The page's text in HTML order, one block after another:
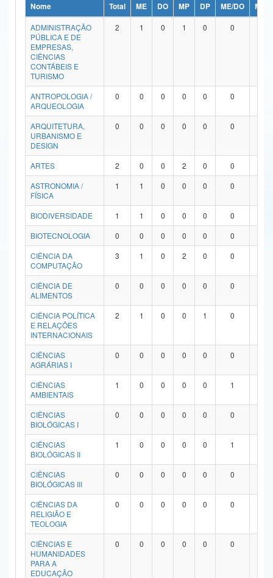
Ministério da Ciência, Tecnologia, Inovações e Comunicações
Ministério do Meio Ambiente
Ministério do Turismo
Ministério do Desenvolvimento Regional
Controladoria-Geral da União
Ministério da Mulher, da Família e dos Direitos Humanos
Secretaria de Governo
Advocacia-Geral da União
Banco Central do Brasil
Nome Total ME DO MP DP ME/DO
MP/
ADMINISTRAÇÃO
PÚBLICA E DE
EMPRESAS,
CIÊNCIAS
CONTÁBEIS E
TURISMO
2 1 0 1 0 0
ANTROPOLOGIA /
ARQUEOLOGIA
0 0 0 0 0 0
ARQUITETURA,
URBANISMO E
DESIGN
0 0 0 0 0 0
ARTES 2 0 0 2 0 0
ASTRONOMIA /
FÍSICA
1 1 0 0 0 0
BIODIVERSIDADE 1 1 0 0 0 0
BIOTECNOLOGIA
0 0 0 0 0 0
CIÊNCIA DA
COMPUTAÇÃO
3 1 0 2 0 0
CIÊNCIA DE
ALIMENTOS
0 0 0 0 0 0
CIÊNCIA POLÍTICA
E RELAÇÕES
INTERNACIONAIS
2 1 0 0 1 0
CIÊNCIAS
AGRÁRIAS I
0 0 0 0 0 0
CIÊNCIAS
AMBIENTAIS
1 0 0 0 0 1
CIÊNCIAS
BIOLÓGICAS I
0 0 0 0 0 0
CIÊNCIAS
BIOLÓGICAS II
1 0 0 0 0 1
CIÊNCIAS
BIOLÓGICAS III
0 0 0 0 0 0
CIÊNCIAS DA
RELIGIÃO E
TEOLOGIA
0 0 0 0 0 0
CIÊNCIAS E
HUMANIDADES
PARA A
EDUCAÇÃO
0 0 0 0 0 0